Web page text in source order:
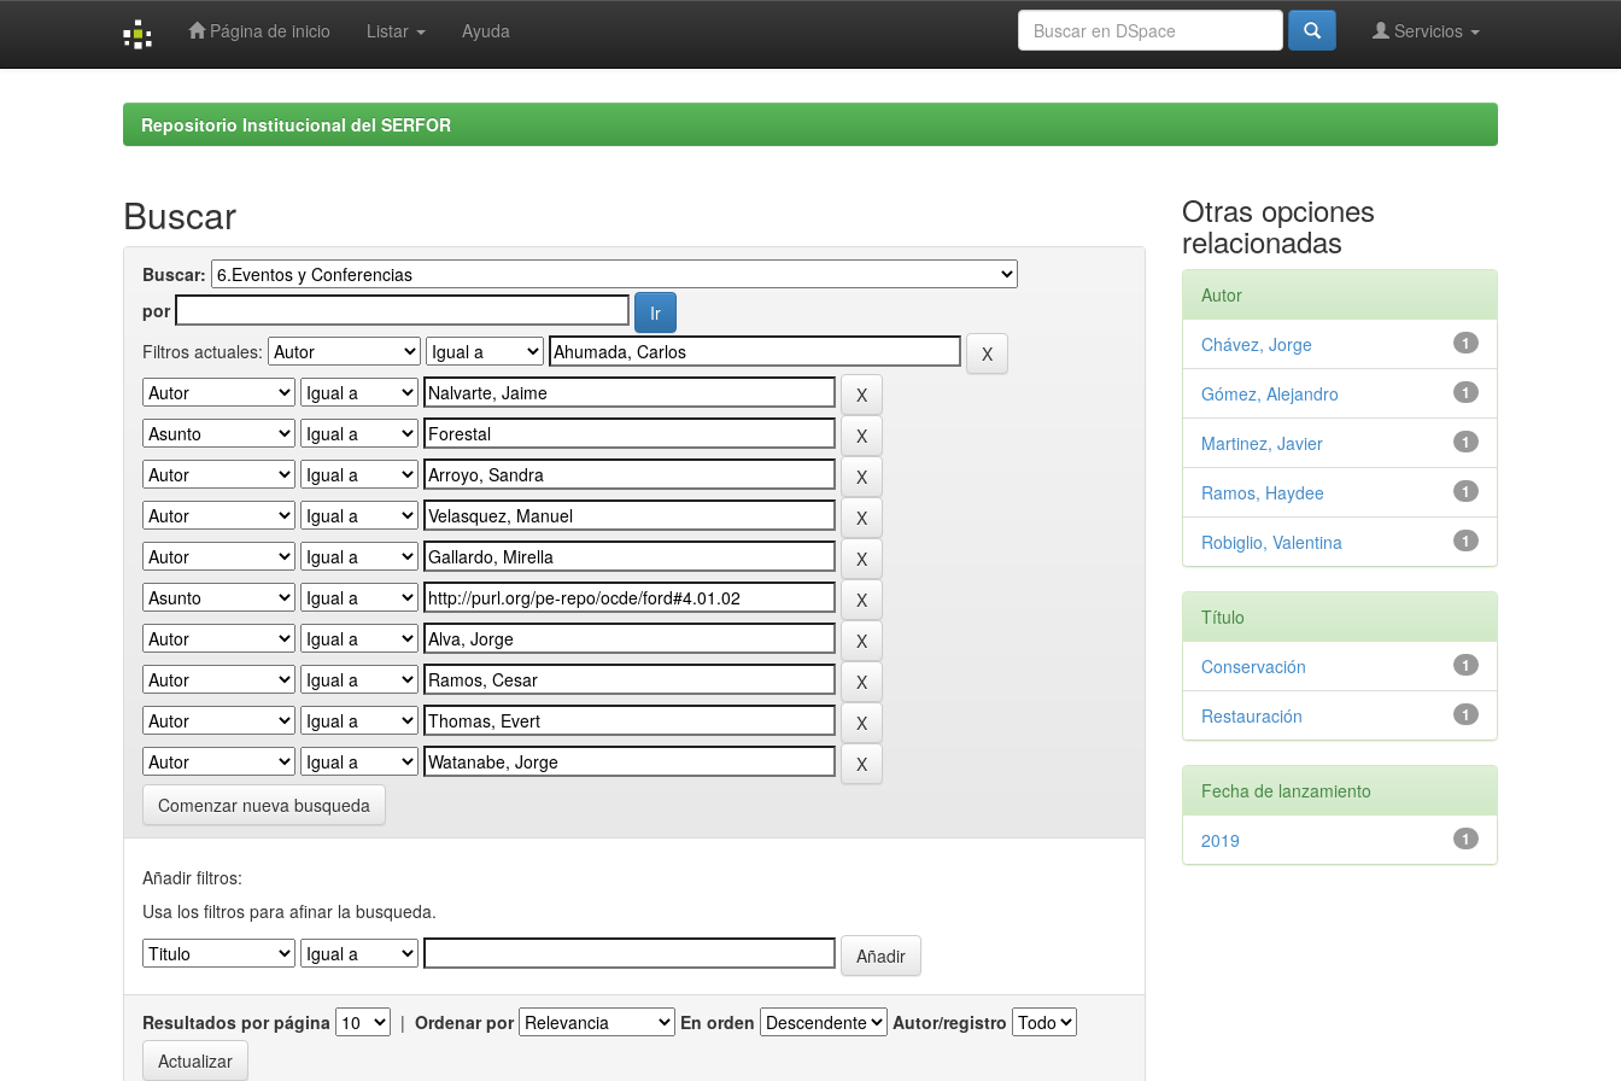
Página de inicio Listar Ayuda Servicios
Repositorio Institucional del SERFOR
Buscar
Buscar:
por
Filtros actuales:
Comenzar nueva busqueda
Añadir filtros:
Usa los filtros para afinar la busqueda.
Resultados por página | Ordenar por En orden Autor/registro
Otras opciones
relacionadas
Autor
1
Chávez, Jorge
1
Gómez, Alejandro
1
Martinez, Javier
1
Ramos, Haydee
1
Robiglio, Valentina
Título
1
Conservación
1
Restauración
Fecha de lanzamiento
1
2019